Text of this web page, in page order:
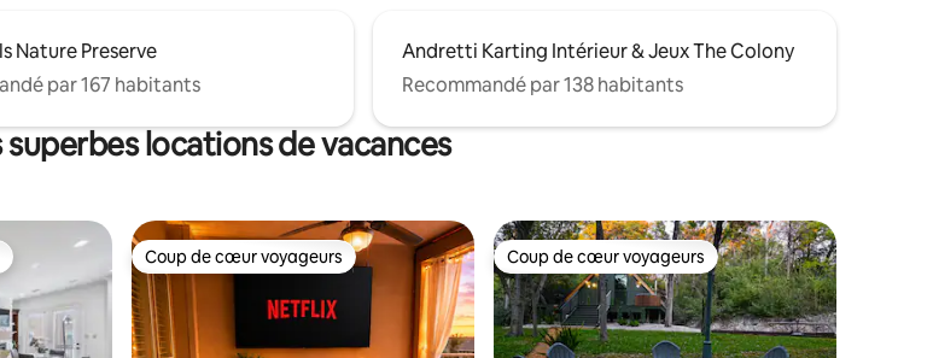
Nature Preserve
par 167 habitants
Andretti Karting Intérieur & Jeux The Colony
Recommandé par 138 habitants
superbes locations de vacances
plus appréciés Coup de cœur voyageurs
Coup de cœur voyageurs Coup de cœur voyageurs
Coup de cœur voyageurs